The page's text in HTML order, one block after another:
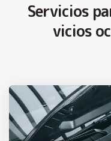
Servicios
vicios